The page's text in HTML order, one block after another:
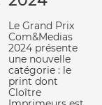
Le Grand Prix
Com&Medias
2024 présente
une nouvelle
catégorie : le
print dont
Cloître